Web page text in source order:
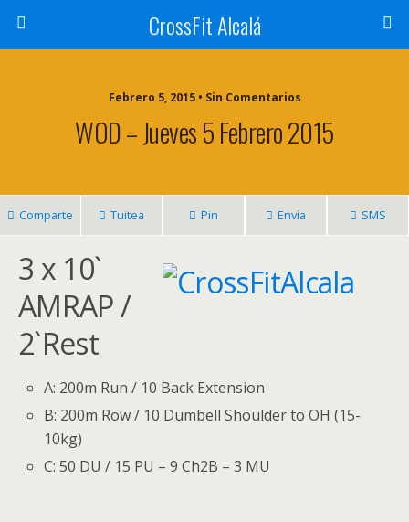
CrossFit Alcalá
Febrero 5, 2015 • Sin Comentarios
WOD – Jueves 5 Febrero 2015
Comparte Tuitea Pin Envía SMS
3 x 10`
AMRAP /
2`Rest
A: 200m Run / 10 Back Extension
B: 200m Row / 10 Dumbell Shoulder to OH (15-
10kg)
C: 50 DU / 15 PU – 9 Ch2B – 3 MU